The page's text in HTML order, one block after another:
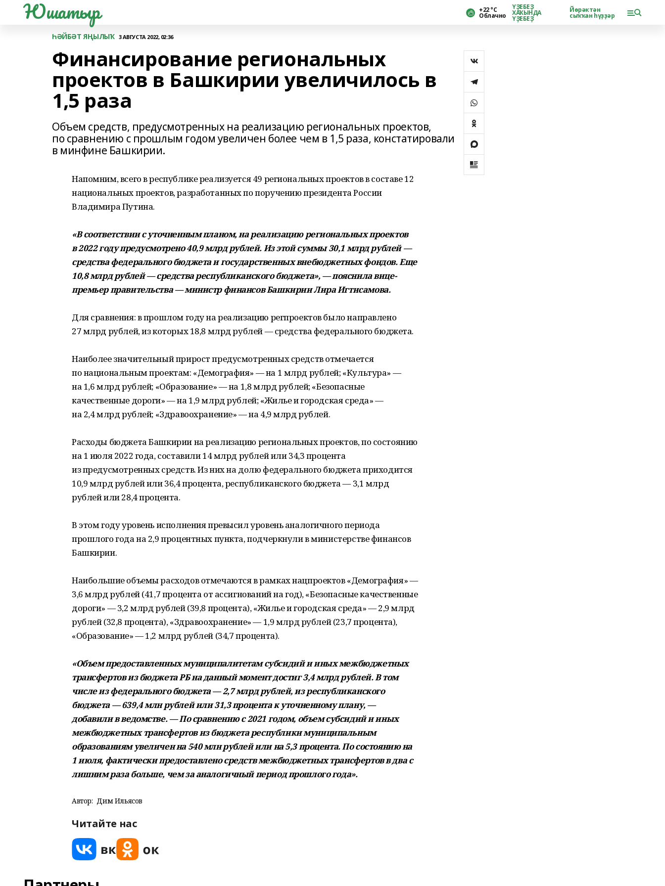
Юшатыр +22 °С
Облачно
ҮҘЕБЕҘ
ХАҠЫНДА
ҮҘЕБЕҘ
Йөрәктән
сыҡҡан һүҙҙәр
ҺӘЙБӘТ ЯҢЫЛЫҠ 3 АВГУСТА 2022, 02:36
Финансирование региональных
проектов в Башкирии увеличилось в
1,5 раза
Объем средств, предусмотренных на реализацию региональных проектов,
по сравнению с прошлым годом увеличен более чем в 1,5 раза, констатировали
в минфине Башкирии.
Напомним, всего в республике реализуется 49 региональных проектов в составе 12
национальных проектов, разработанных по поручению президента России
Владимира Путина.
«В соответствии с уточненным планом, на реализацию региональных проектов
в 2022 году предусмотрено 40,9 млрд рублей. Из этой суммы 30,1 млрд рублей —
средства федерального бюджета и государственных внебюджетных фондов. Еще
10,8 млрд рублей — средства республиканского бюджета», — пояснила вице-
премьер правительства — министр финансов Башкирии Лира Игтисамова.
Для сравнения: в прошлом году на реализацию регпроектов было направлено
27 млрд рублей, из которых 18,8 млрд рублей — средства федерального бюджета.
Наиболее значительный прирост предусмотренных средств отмечается
по национальным проектам: «Демография» — на 1 млрд рублей; «Культура» —
на 1,6 млрд рублей; «Образование» — на 1,8 млрд рублей; «Безопасные
качественные дороги» — на 1,9 млрд рублей; «Жилье и городская среда» —
на 2,4 млрд рублей; «Здравоохранение» — на 4,9 млрд рублей.
Расходы бюджета Башкирии на реализацию региональных проектов, по состоянию
на 1 июля 2022 года, составили 14 млрд рублей или 34,3 процента
из предусмотренных средств. Из них на долю федерального бюджета приходится
10,9 млрд рублей или 36,4 процента, республиканского бюджета — 3,1 млрд
рублей или 28,4 процента.
В этом году уровень исполнения превысил уровень аналогичного периода
прошлого года на 2,9 процентных пункта, подчеркнули в министерстве финансов
Башкирии.
Наибольшие объемы расходов отмечаются в рамках нацпроектов «Демография» —
3,6 млрд рублей (41,7 процента от ассигнований на год), «Безопасные качественные
дороги» — 3,2 млрд рублей (39,8 процента), «Жилье и городская среда» — 2,9 млрд
рублей (32,8 процента), «Здравоохранение» — 1,9 млрд рублей (23,7 процента),
«Образование» — 1,2 млрд рублей (34,7 процента).
«Объем предоставленных муниципалитетам субсидий и иных межбюджетных
трансфертов из бюджета РБ на данный момент достиг 3,4 млрд рублей. В том
числе из федерального бюджета — 2,7 млрд рублей, из республиканского
бюджета — 639,4 млн рублей или 31,3 процента к уточненному плану, —
добавили в ведомстве. — По сравнению с 2021 годом, объем субсидий и иных
межбюджетных трансфертов из бюджета республики муниципальным
образованиям увеличен на 540 млн рублей или на 5,3 процента. По состоянию на
1 июля, фактически предоставлено средств межбюджетных трансфертов в два с
лишним раза больше, чем за аналогичный период прошлого года».
Автор: Дим Ильясов
Читайте нас